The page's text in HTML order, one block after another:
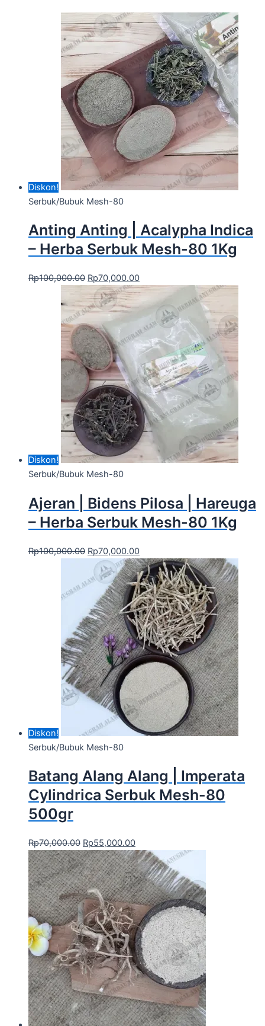
Diskon!
Serbuk/Bubuk Mesh-80
Anting Anting | Acalypha Indica
– Herba Serbuk Mesh-80 1Kg
Rp100,000.00 Rp70,000.00
Diskon!
Serbuk/Bubuk Mesh-80
Ajeran | Bidens Pilosa | Hareuga
– Herba Serbuk Mesh-80 1Kg
Rp100,000.00 Rp70,000.00
Diskon!
Serbuk/Bubuk Mesh-80
Batang Alang Alang | Imperata
Cylindrica Serbuk Mesh-80
500gr
Rp70,000.00 Rp55,000.00